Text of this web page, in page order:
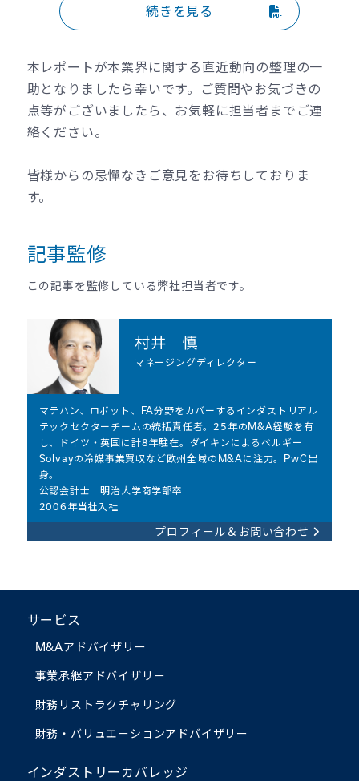
続きを見る
本レポートが本業界に関する直近動向の整理の一
助となりましたら幸いです。ご質問やお気づきの
点等がございましたら、お気軽に担当者までご連
絡ください。
皆様からの忌憚なきご意見をお待ちしておりま
す。
記事監修
この記事を監修している弊社担当者です。
村井 慎
マネージングディレクター
マテハン、ロボット、FA分野をカバーするインダストリアル
テックセクターチームの統括責任者。25年のM&A経験を有
し、ドイツ・英国に計8年駐在。ダイキンによるベルギー
Solvayの冷媒事業買収など欧州全域のM&Aに注力。PwC出
身。
公認会計士 明治大学商学部卒
2006年当社入社
プロフィール＆お問い合わせ
サービス
M&Aアドバイザリー
事業承継アドバイザリー
財務リストラクチャリング
財務・バリュエーションアドバイザリー
インダストリーカバレッジ